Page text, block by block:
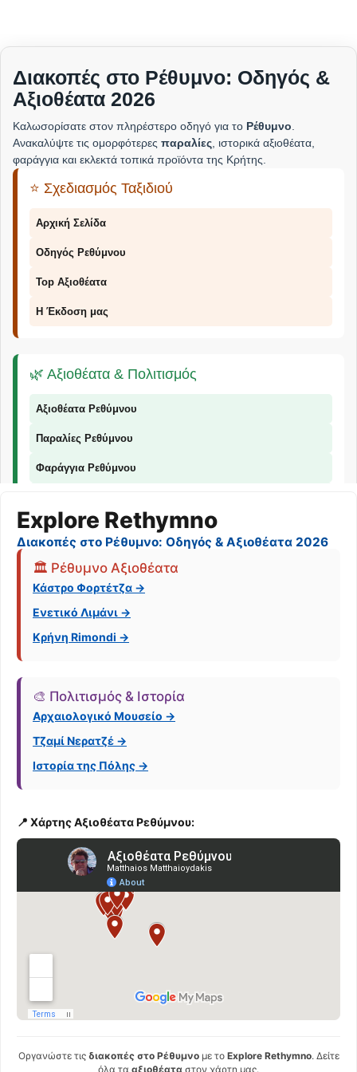
Διακοπές στο Ρέθυμνο: Οδηγός &
Αξιοθέατα 2026
Καλωσορίσατε στον πληρέστερο οδηγό για το Ρέθυμνο
Ανακαλύψτε τις ομορφότερες παραλίες , ιστορικά αξιοθέατα,
φαράγγια και εκλεκτά τοπικά προϊόντα της Κρήτης.
⭐ Σχεδιασμός Ταξιδιού
Αρχική Σελίδα
Οδηγός Ρεθύμνου
Top Αξιοθέατα
Η Έκδοση μας
🌿 Αξιοθέατα & Πολιτισμός
Αξιοθέατα Ρεθύμνου
Παραλίες Ρεθύμνου
Φαράγγια Ρεθύμνου
📞 Επικοινωνία
© 2026 Explorer Rethymno - Οδηγός για το Ρέθυμνο |
Explore Rethymno
Διακοπές στο Ρέθυμνο: Οδηγός & Αξιοθέατα 2026
🏛️ Ρέθυμνο Αξιοθέατα
Κάστρο Φορτέτζα →
Ενετικό Λιμάνι →
Κρήνη Rimondi →
🎨 Πολιτισμός & Ιστορία
Αρχαιολογικό Μουσείο →
Τζαμί Νερατζέ →
Ιστορία της Πόλης →
📍 Χάρτης Αξιοθέατα Ρεθύμνου:
Οργανώστε τις διακοπές στο Ρέθυμνομε το Explore Rethymno. Δείτε
όλα τα αξιοθέατα στον χάρτη μας.